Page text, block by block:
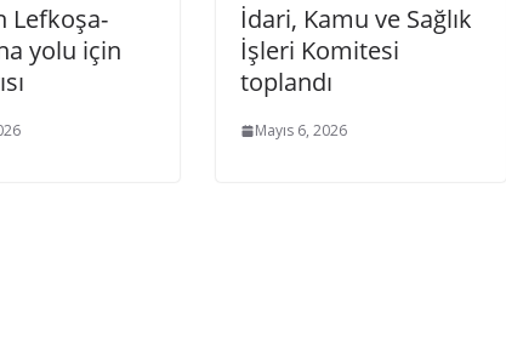
Lefkoşa-
yolu için
İdari, Kamu ve Sağlık
İşleri Komitesi
toplandı
Mayıs 6, 2026